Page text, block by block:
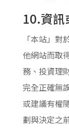
10.資訊
「本站」
他網站而取
務、投資理
完全正確無
或建議有權
劃與決定之